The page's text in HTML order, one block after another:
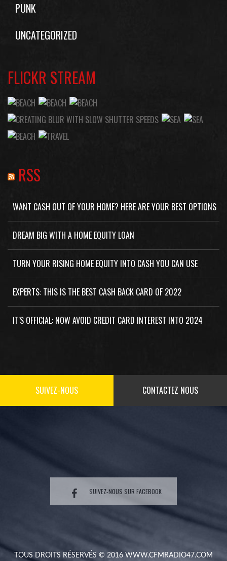
PUNK
UNCATEGORIZED
FLICKR STREAM
RSS
WANT CASH OUT OF YOUR HOME? HERE ARE YOUR BEST OPTIONS
DREAM BIG WITH A HOME EQUITY LOAN
TURN YOUR RISING HOME EQUITY INTO CASH YOU CAN USE
EXPERTS: THIS IS THE BEST CASH BACK CARD OF 2022
IT'S OFFICIAL: NOW AVOID CREDIT CARD INTEREST INTO 2024
SUIVEZ-NOUS CONTACTEZ NOUS
SUIVEZ-NOUS SUR FACEBOOK
TOUS DROITS RÉSERVÉS © 2016 WWW.CFMRADIO47.COM